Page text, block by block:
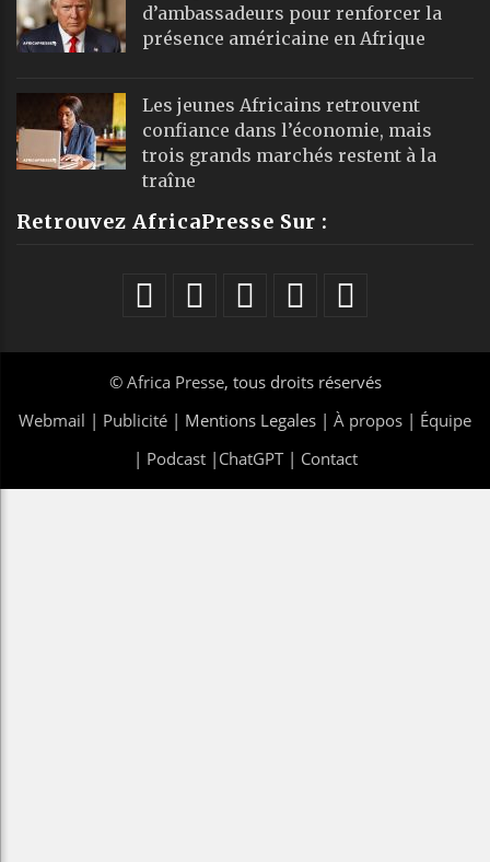
d’ambassadeurs pour renforcer la
présence américaine en Afrique
Les jeunes Africains retrouvent
confiance dans l’économie, mais
trois grands marchés restent à la
traîne
Retrouvez AfricaPresse Sur :
© Africa Presse, tous droits réservés
Webmail | Publicité | Mentions Legales | À propos | Équipe
| Podcast| ChatGPT| Contact